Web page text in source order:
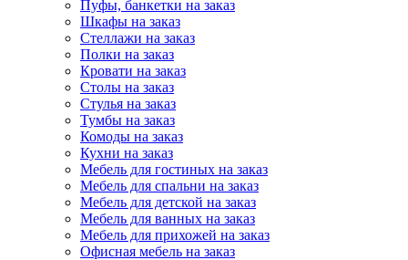
Пуфы, банкетки на заказ
Шкафы на заказ
Стеллажи на заказ
Полки на заказ
Кровати на заказ
Столы на заказ
Стулья на заказ
Тумбы на заказ
Комоды на заказ
Кухни на заказ
Мебель для гостиных на заказ
Мебель для спальни на заказ
Мебель для детской на заказ
Мебель для ванных на заказ
Мебель для прихожей на заказ
Офисная мебель на заказ